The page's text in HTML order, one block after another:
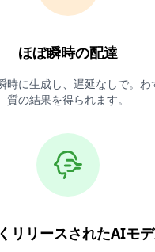
ほぼ瞬時の配達
時に生成し、遅延なしで。わ
質の結果を得られます。
リリースされたAIモ